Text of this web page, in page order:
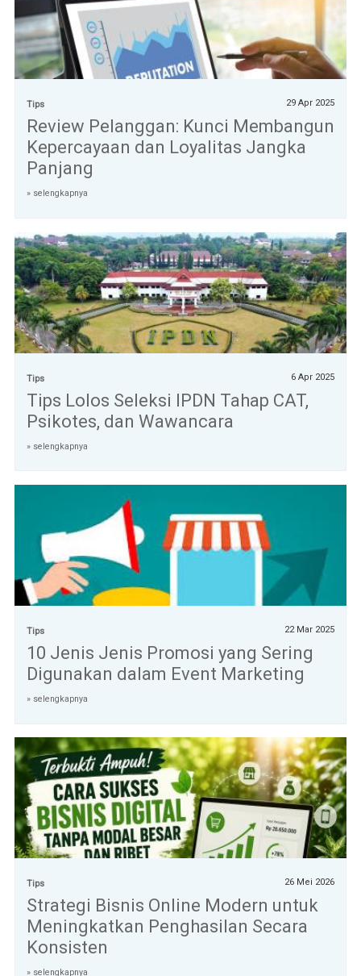
Tips 29 Apr 2025
Review Pelanggan: Kunci Membangun
Kepercayaan dan Loyalitas Jangka
Panjang
» selengkapnya
Tips 6 Apr 2025
Tips Lolos Seleksi IPDN Tahap CAT,
Psikotes, dan Wawancara
» selengkapnya
Tips 22 Mar 2025
10 Jenis Jenis Promosi yang Sering
Digunakan dalam Event Marketing
» selengkapnya
Tips 26 Mei 2026
Strategi Bisnis Online Modern untuk
Meningkatkan Penghasilan Secara
Konsisten
» selengkapnya